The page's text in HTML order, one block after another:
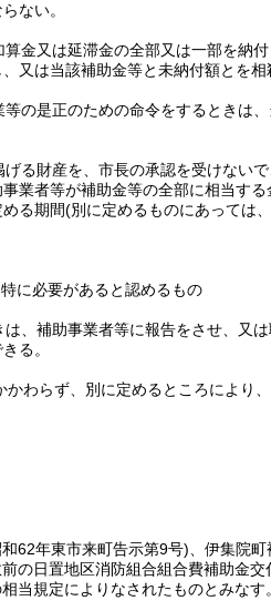
ない。
金又は延滞金の全部又は一部を納
又は当該補助金等と未納付額とを相
の是正のための命令をするときは
る財産を、市長の承認を受けない
業者等が補助金等の全部に相当す
める期間(別に定めるものにあっては
に必要があると認めるもの
、補助事業者等に報告をさせ、又
る。
かわらず、別に定めるところにより、
62年東市来町告示第9号) 、伊集院
の日置地区消防組合組合費補助金交
当規定によりなされたものとみなす。